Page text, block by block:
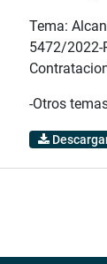
Tema:
5472/2022-
-Otros